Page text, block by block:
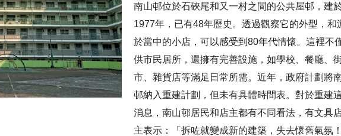
南山邨位於石硤尾和又一村之間的公共屋邨，建
1977年，已有48年歷史。透過觀察它的外型，和
於當中的小店，可以感受到80年代情懷。這裡不
供市民居所，還擁有完善設施，如學校、餐廳、
市、雜貨店等滿足日常所需。近年，政府計劃將
邨納入重建計劃，但未有具體時間表。對於重建
消息，南山邨居民和店主都有不同看法，有文具
主表示：「拆咗就變成新的建築，失去懷舊氣氛！